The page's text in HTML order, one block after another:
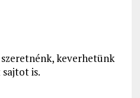
keverhetünk
sajtot is.